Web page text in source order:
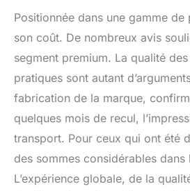
Positionnée dans une gamme
son coût. De nombreux avis
segment premium. La qualité
pratiques sont autant
fabrication de la marque,
quelques mois de recul,
transport. Pour ceux qui ont été
des sommes considérables
L’expérience globale, de la